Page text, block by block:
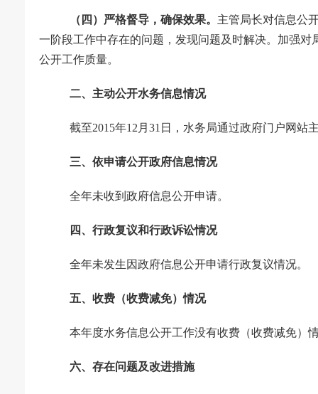
（四）严格督导，确保效果。 主管局长对信息公
一阶段工作中存在的问题，发现问题及时解决。加强
公开工作质量。
二、主动公开水务信息情况
截至2015年12 月 31 日，水务局通过政府门户网站
三、依申请公开政府信息情况
全年未收到政府信息公开申请。
四、行政复议和行政诉讼情况
全年未发生因政府信息公开申请行政复议情况。
五、收费（收费减免）情况
本年度水务信息公开工作没有收费（收费减免）
六、存在问题及改进措施